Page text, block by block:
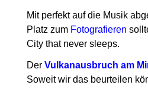
Mit perfekt auf die Musik
Platz zum Fotografieren
City that never sleeps.
DerVulkanausbruch am
Soweit wir das beurteilen